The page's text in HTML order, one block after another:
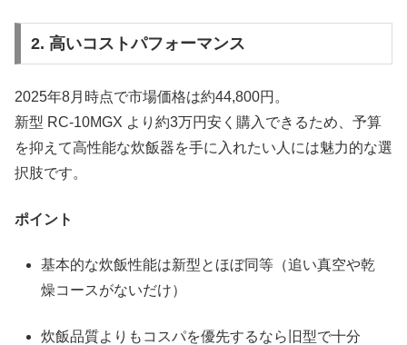
2. 高いコストパフォーマンス
2025年8月時点で市場価格は約44,800円。
新型 RC-10MGX より約3万円安く購入できるため、予算
を抑えて高性能な炊飯器を手に入れたい人には魅力的な選
択肢です。
ポイント
基本的な炊飯性能は新型とほぼ同等（追い真空や乾
燥コースがないだけ）
炊飯品質よりもコスパを優先するなら旧型で十分